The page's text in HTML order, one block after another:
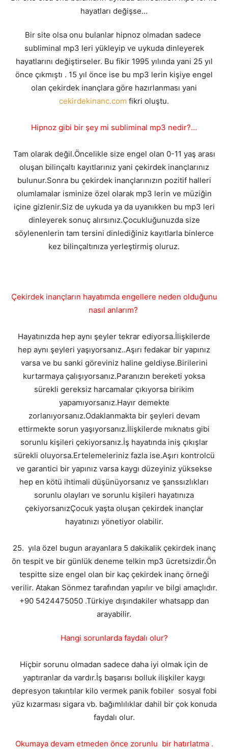
hayatları değişse…
Bir site olsa onu bulanlar hipnoz olmadan sadece
subliminal mp3 leri yükleyip ve uykuda dinleyerek
hayatlarını değiştirseler. Bu fikir 1995 yılında yani 25 yıl
önce çıkmıştı . 15 yıl önce ise bu mp3 lerin kişiye engel
olan çekirdek inançlara göre hazırlanması yani
cekirdekinanc.com fikri oluştu.
Hipnoz gibi bir şey mi subliminal mp3 nedir?…
Tam olarak değil.Öncelikle size engel olan 0-11 yaş arası
oluşan bilinçaltı kayıtlarınız yani çekirdek inançlarınız
bulunur.Sonra bu çekirdek inançlarınızın pozitif halleri
olumlamalar isminize özel olarak mp3 lerin ve müziğin
içine gizlenir.Siz de uykuda ya da uyanıkken bu mp3 leri
dinleyerek sonuç alırsınız.Çocukluğunuzda size
söylenenlerin tam tersini dinlediğiniz kayıtlarla binlerce
kez bilinçaltınıza yerleştirmiş oluruz.
Çekirdek inançların hayatımda engellere neden olduğunu
nasıl anlarım?
Hayatınızda hep aynı şeyler tekrar ediyorsa.İlişkilerde
hep aynı şeyleri yaşıyorsanız..Aşırı fedakar bir yapınız
varsa ve bu sanki göreviniz haline geldiyse.Birilerini
kurtarmaya çalışıyorsanız.Paranızın bereketi yoksa
sürekli gereksiz harcamalar çıkıyorsa birikim
yapamıyorsanız.Hayır demekte
zorlanıyorsanız.Odaklanmakta bir şeyleri devam
ettirmekte sorun yaşıyorsanız.İlişkilerde mıknatıs gibi
sorunlu kişileri çekiyorsanız.İş hayatında iniş çıkışlar
sürekli oluyorsa.Ertelemeleriniz fazla ise.Aşırı kontrolcü
ve garantici bir yapınız varsa kaygı düzeyiniz yüksekse
hep en kötü ihtimali düşünüyorsanız ve şanssızlıkları
sorunlu olayları ve sorunlu kişileri hayatınıza
çekiyorsanızÇocuk yaşta oluşan çekirdek inançlar
hayatınızı yönetiyor olabilir.
25. yıla özel bugun arayanlara 5 dakikalik çekirdek inanç
ön tespit ve bir günlük deneme telkin mp3 ücretsizdir.Ön
tespitte size engel olan bir kaç çekirdek inanç örneği
verilir. Atakan Sönmez tarafından yapılır ve bilgi amaçlıdır.
+90 5424475050 .Türkiye dışındakiler whatsapp dan
arayabilir.
Hangi sorunlarda faydalı olur?
Hiçbir sorunu olmadan sadece daha iyi olmak için de
yaptıranlar da vardır.İş başarısı bolluk ilişkiler kaygı
depresyon takıntılar kilo vermek panik fobiler sosyal fobi
yüz kızarması sigara vb. bağımlılıklar dahil bir çok konuda
faydalı olur.
Okumaya devam etmeden önce zorunlu bir hatırlatma .